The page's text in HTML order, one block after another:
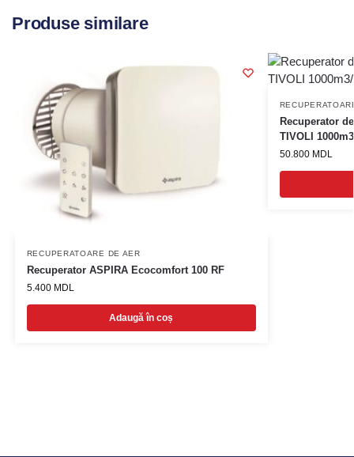
Produse similare
RECUPERATOARE DE AER
Recuperator ASPIRA Ecocomfort 100 RF
5.400 MDL
Adaugă în coș
Recuperator
TIVOLI
50.800 MDL